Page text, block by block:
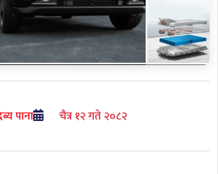
पाना चैत्र १२ गते २०८२